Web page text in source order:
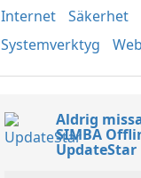
Internet
Säkerhet
Systemverktyg
Aldrig
SIMBA
UpdateStar